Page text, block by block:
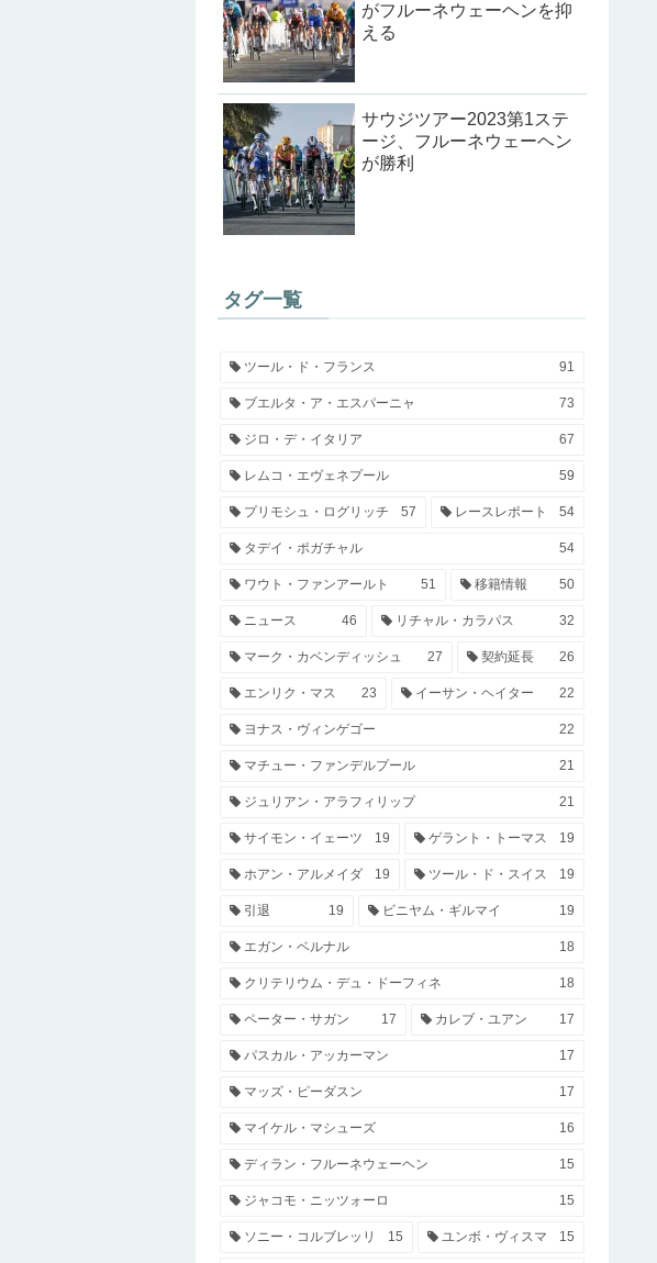
がフルーネウェーヘンを抑
える
サウジツアー2023第1ステ
ージ、フルーネウェーヘン
が勝利
タグ一覧
ツール・ド・フランス 91
ブエルタ・ア・エスパーニャ 73
ジロ・デ・イタリア 67
レムコ・エヴェネプール 59
プリモシュ・ログリッチ 57 レースレポート 54
タデイ・ポガチャル 54
ワウト・ファンアールト 51 移籍情報 50
ニュース 46 リチャル・カラパス 32
マーク・カベンディッシュ 27 契約延長 26
エンリク・マス 23 イーサン・ヘイター 22
ヨナス・ヴィンゲゴー 22
マチュー・ファンデルプール 21
ジュリアン・アラフィリップ 21
サイモン・イェーツ 19 ゲラント・トーマス 19
ホアン・アルメイダ 19 ツール・ド・スイス 19
引退 19 ビニヤム・ギルマイ 19
エガン・ベルナル 18
クリテリウム・デュ・ドーフィネ 18
ペーター・サガン 17 カレブ・ユアン 17
パスカル・アッカーマン 17
マッズ・ピーダスン 17
マイケル・マシューズ 16
ディラン・フルーネウェーヘン 15
ジャコモ・ニッツォーロ 15
ソニー・コルブレッリ 15 ユンボ・ヴィスマ 15